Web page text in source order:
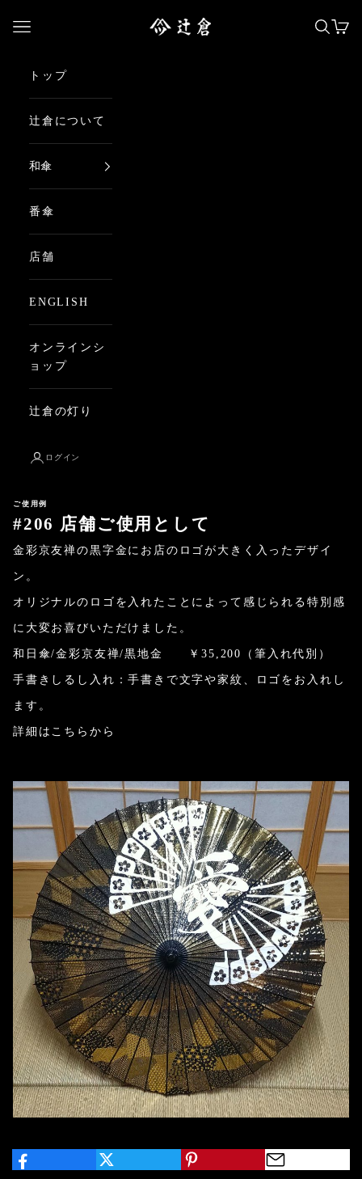
日本最古の京都和傘屋 辻倉
メニューを開く 検索を
カー
トップ
辻倉について
和傘
番傘
店舗
ENGLISH
オンラインシ
ョップ
辻倉の灯り
ログイン
ご使用例
#206 店舗ご使用として
金彩京友禅の黒字金にお店のロゴが大きく入ったデザイ
ン。
オリジナルのロゴを入れたことによって感じられる特別感
に大変お喜びいただけました。
和日傘/金彩京友禅/黒地金 ￥35,200（筆入れ代別）
手書きしるし入れ：手書きで文字や家紋、ロゴをお入れし
ます。
詳細はこちらから